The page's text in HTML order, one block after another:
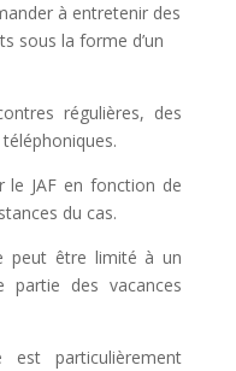
à entretenir des
sous la forme d’un
régulières, des
le JAF en fonction de
du cas.
peut être limité à un
des vacances
est particulièrement